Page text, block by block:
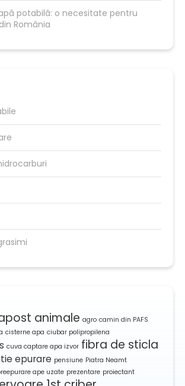
potabilă: o necesitate pentru
România
animale agro camin din PAFS
cisterne apa ciubar polipropilena
cuva captare apa izvor fibra de sticla
epurare pensiune Piatra Neamt
ape uzate prezentare proiectant